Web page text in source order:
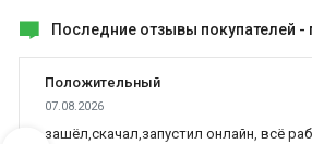
Последние отзывы покупателей -
Положительный
07.08.2026
зашёл,скачал,запустил онлайн, всё